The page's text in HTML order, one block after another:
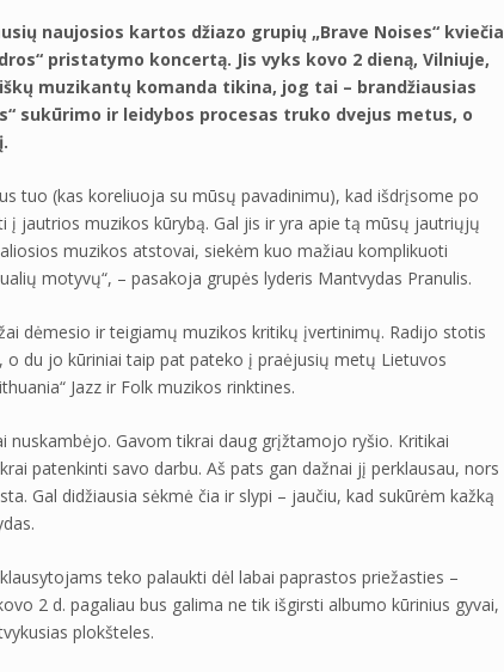
naujosios kartos džiazo grupių „Brave Noises“ kviečia
pristatymo koncertą. Jis vyks kovo 2 dieną, Vilniuje,
muzikantų komanda tikina, jog tai – brandžiausias
sukūrimo ir leidybos procesas truko dvejus metus, o
tuo (kas koreliuoja su mūsų pavadinimu), kad išdrįsome po
į jautrios muzikos kūrybą. Gal jis ir yra apie tą mūsų jautriųjų
muzikos atstovai, siekėm kuo mažiau komplikuoti
motyvų“, – pasakoja grupės lyderis Mantvydas Pranulis.
dėmesio ir teigiamų muzikos kritikų įvertinimų. Radijo stotis
du jo kūriniai taip pat pateko į praėjusių metų Lietuvos
Jazz ir Folk muzikos rinktines.
nuskambėjo. Gavom tikrai daug grįžtamojo ryšio. Kritikai
patenkinti savo darbu. Aš pats gan dažnai jį perklausau, nors
Gal didžiausia sėkmė čia ir slypi – jaučiu, kad sukūrėm kažką
teko palaukti dėl labai paprastos priežasties –
2 d. pagaliau bus galima ne tik išgirsti albumo kūrinius gyvai,
plokšteles.